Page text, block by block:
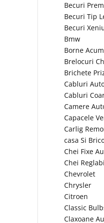
Becuri
Becuri Tip
Becuri
Bmw
Borne
Brelocuri
Brichete
Cabluri
Cabluri
Camere
Capacele
Carlig
casa Si
Chei Fixe
Chei
Chevrolet
Chrysler
Citroen
Classic
Claxoane